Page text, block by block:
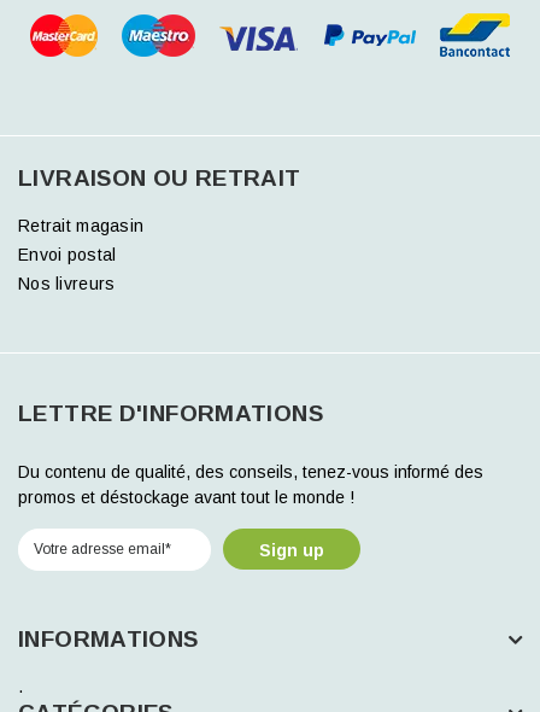
LIVRAISON OU RETRAIT
Retrait magasin
Envoi postal
Nos livreurs
LETTRE D'INFORMATIONS
Du contenu de qualité, des conseils, tenez-vous informé des
promos et déstockage avant tout le monde !
Sign up
INFORMATIONS
.